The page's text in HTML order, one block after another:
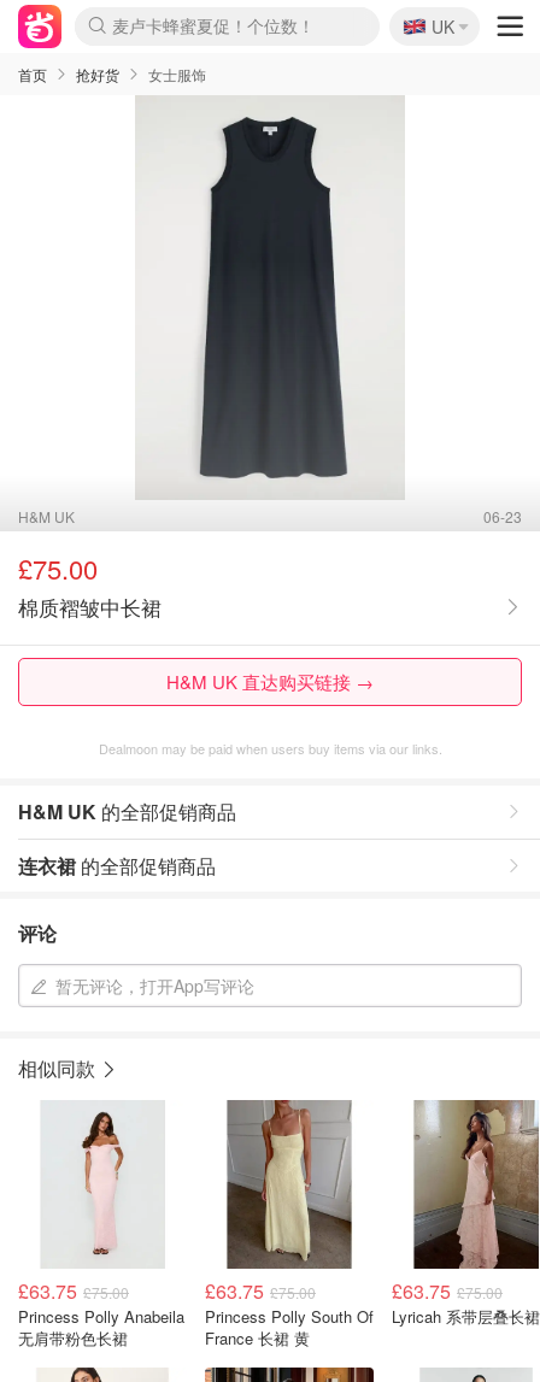
麦卢卡蜂蜜夏促！个位数！
Prada/Miu 4.8折！
啥？必胜客披萨5折！
🇬🇧
UK
首页 抢好货 女士服饰
H&M UK 06-23
£75.00
棉质褶皱中长裙
H&M UK 直达购买链接 →
Dealmoon may be paid when users buy items via our links.
H&M UK 的全部促销商品
连衣裙 的全部促销商品
评论
暂无评论，打开App写评论
相似同款
£63.75 £75.00
Princess Polly Anabeila
无肩带粉色长裙
£63.75 £75.00
Princess Polly South Of
France 长裙 黄
£63.75 £75.00
Lyricah 系带层叠长裙